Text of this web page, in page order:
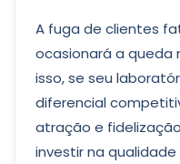
A fuga de clientes
ocasionará a queda
isso, se seu
diferencial
atração e
investir na